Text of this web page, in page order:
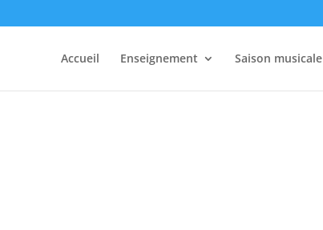
Accueil Enseignement Saison musicale